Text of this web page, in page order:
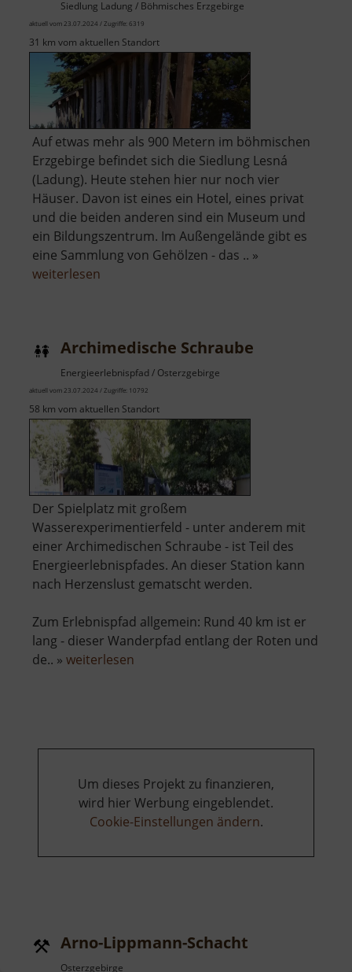
Siedlung Ladung / Böhmisches Erzgebirge
aktuell vom 23.07.2024 / Zugriffe: 6319
31 km vom aktuellen Standort
Auf etwas mehr als 900 Metern im böhmischen
Erzgebirge befindet sich die Siedlung Lesná
(Ladung). Heute stehen hier nur noch vier
Häuser. Davon ist eines ein Hotel, eines privat
und die beiden anderen sind ein Museum und
ein Bildungszentrum. Im Außengelände gibt es
eine Sammlung von Gehölzen - das .. »
weiterlesen
Lesná
Archimedische Schraube
Energieerlebnispfad / Osterzgebirge
aktuell vom 23.07.2024 / Zugriffe: 10792
58 km vom aktuellen Standort
Der Spielplatz mit großem
Wasserexperimentierfeld - unter anderem mit
einer Archimedischen Schraube - ist Teil des
Energieerlebnispfades. An dieser Station kann
nach Herzenslust gematscht werden.
Zum Erlebnispfad allgemein: Rund 40 km ist er
lang - dieser Wanderpfad entlang der Roten und
de.. » weiterlesen
Um dieses Projekt zu finanzieren,
wird hier Werbung eingeblendet.
Cookie-Einstellungen ändern.
Arno-Lippmann-Schacht
Osterzgebirge